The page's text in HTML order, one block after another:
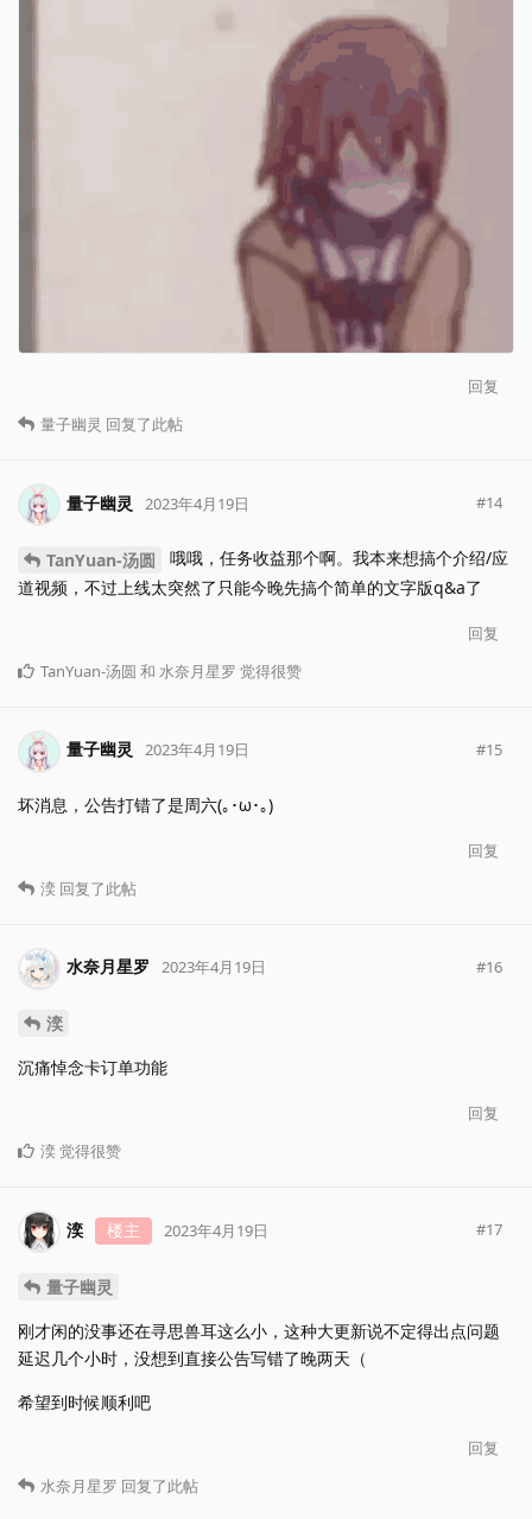
回复
量子幽灵 回复了此帖
量子幽灵 2023年4月19日 #14
TanYuan-汤圆
哦哦，任务收益那个啊。我本来想搞个介绍/应
道视频，不过上线太突然了只能今晚先搞个简单的文字版q&a了
回复
TanYuan-汤圆 和 水奈月星罗 觉得很赞
量子幽灵 2023年4月19日 #15
坏消息，公告打错了是周六(｡･ω･｡)
回复
湙 回复了此帖
水奈月星罗 2023年4月19日 #16
湙
沉痛悼念卡订单功能
回复
湙觉得很赞
湙 楼主 2023年4月19日 #17
量子幽灵
刚才闲的没事还在寻思兽耳这么小，这种大更新说不定得出点问题
延迟几个小时，没想到直接公告写错了晚两天（
希望到时候顺利吧
回复
水奈月星罗 回复了此帖